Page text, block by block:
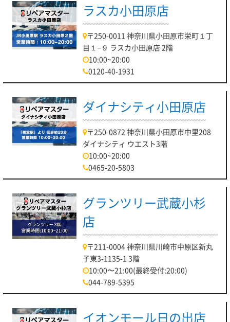
ラスカ小田原店
〒250-0011 神奈川県小田原市栄町１丁
目１−９ ラスカ小田原店 2階
10:00~20:00
0120-40-1931
ダイナシティ小田原店
〒250-0872 神奈川県小田原市中里208
ダイナシティ ウエスト3階
10:00~20:00
0465-20-5803
グランツリー武蔵小杉
店
〒211-0004 神奈川県川崎市中原区新丸
子東3-1135-1 3階
10:00〜21:00(最終受付:20:00)
044-789-5395
イオンモール日の出店